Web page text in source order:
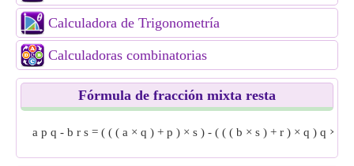
Calculadora de Trigonometría
Calculadoras combinatorias
Fórmula de fracción mixta resta
a p q - b r s = ( ( ( a × q ) + p ) × s ) - ( ( ( b × s ) + r ) × q ) q ×